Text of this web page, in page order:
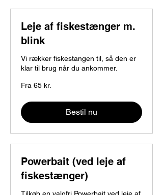
Leje af fiskestænger m.
blink
Vi rækker fiskestangen til, så den er
klar til brug når du ankommer.
Fra
65
Fra 65 kr.
Bestil nu
Powerbait (ved leje af
fiskestænger)
Tilkøb en valgfri Powerbait ved leje af